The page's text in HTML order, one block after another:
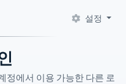
설정
정에서 이용 가능한 다른 로